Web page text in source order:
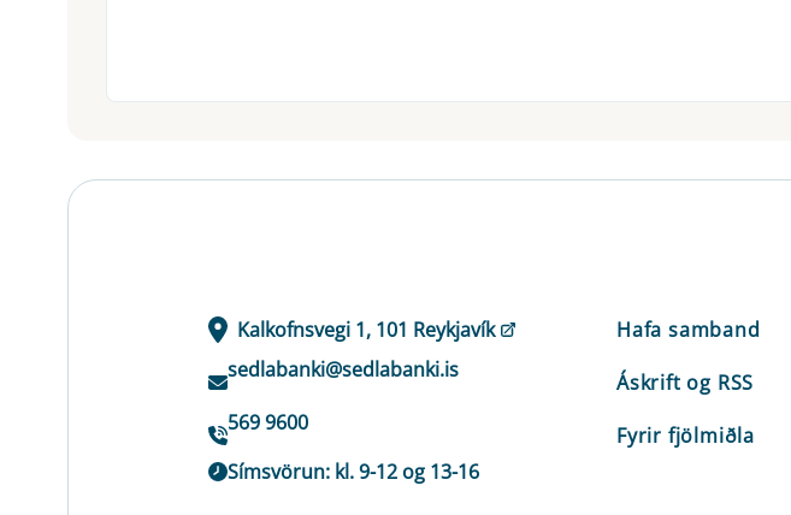
Kalkofnsvegi 1, 101 Reykjavík
sedlabanki@sedlabanki.is
569 9600
Símsvörun: kl. 9-12 og 13-16
Hafa samband
Áskrift og RSS
Fyrir fjölmiðla